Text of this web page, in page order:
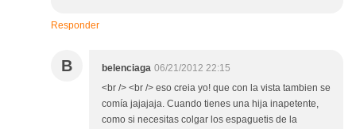
Responder
B belenciaga 06/21/2012 22:15
<br /> <br /> eso creia yo! que con la vista tambien se
comía jajajaja. Cuando tienes una hija inapetente,
como si necesitas colgar los espaguetis de la